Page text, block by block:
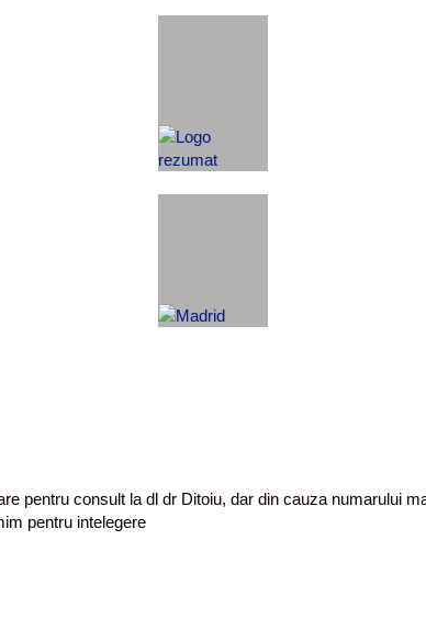
pentru consult la dl dr Ditoiu, dar din cauza numarului
pentru intelegere